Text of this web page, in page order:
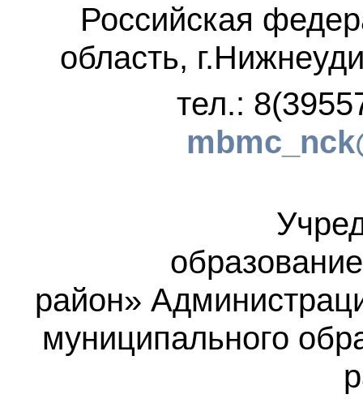
Российская
область,
тел.:
район»
муниципального